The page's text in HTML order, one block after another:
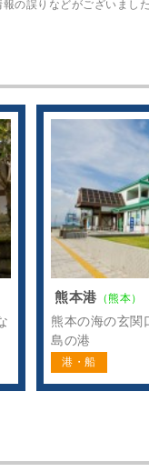
の誤りなどがございまし
熊本港 （熊本）
熊本の海の玄関
島の港
港・船